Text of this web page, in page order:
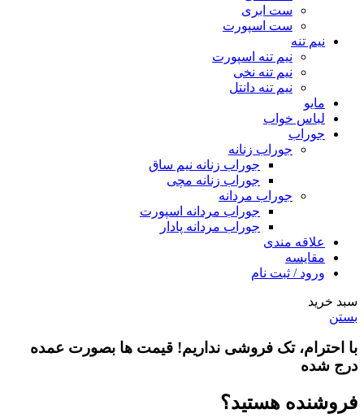
ست ابری
ست اسپورت
نیم تنه
نیم تنه اسپورت
نیم تنه نخی
نیم تنه دانتل
مایو
لباس خواب
جوراب
جوراب زنانه
جوراب زنانه نیم ساق
جوراب زنانه مچی
جوراب مردانه
جوراب مردانه اسپورت
جوراب مردانه پادار
علاقه مندی
مقایسه
ورود / ثبت نام
سبد خرید
بستن
با احترام، تک فروشی نداریم! قیمت ها بصورت عمده
درج شده
فروشنده هستید؟